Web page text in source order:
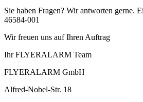
Sie haben Fragen? Wir antworten gerne.
46584-001
Wir freuen uns auf Ihren Auftrag
Ihr FLYERALARM Team
FLYERALARM GmbH
Alfred-Nobel-Str. 18